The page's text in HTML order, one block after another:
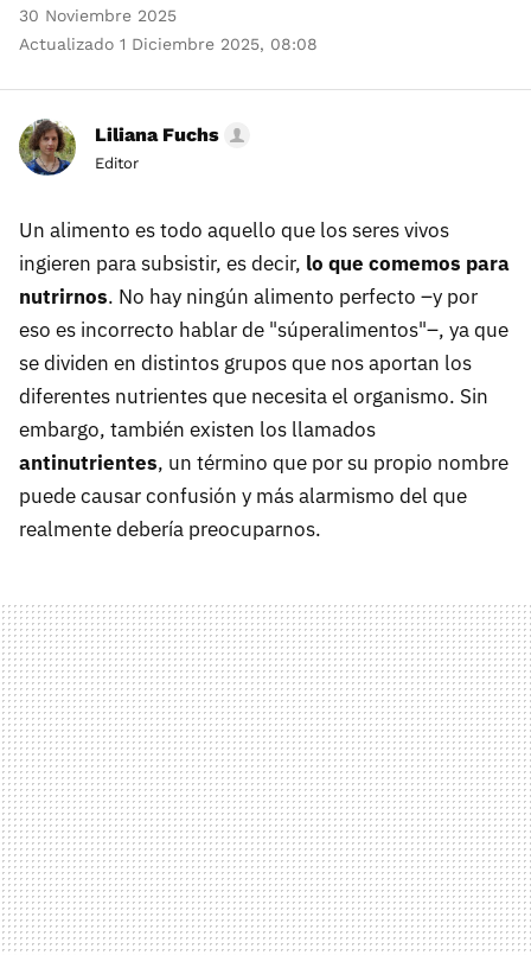
30 Noviembre 2025
Actualizado 1 Diciembre 2025, 08:08
Liliana Fuchs
Editor
Un alimento es todo aquello que los seres vivos
ingieren para subsistir, es decir, lo que comemos para
nutrirnos. No hay ningún alimento perfecto –y por
eso es incorrecto hablar de "súperalimentos"–, ya que
se dividen en distintos grupos que nos aportan los
diferentes nutrientes que necesita el organismo. Sin
embargo, también existen los llamados
antinutrientes, un término que por su propio nombre
puede causar confusión y más alarmismo del que
realmente debería preocuparnos.